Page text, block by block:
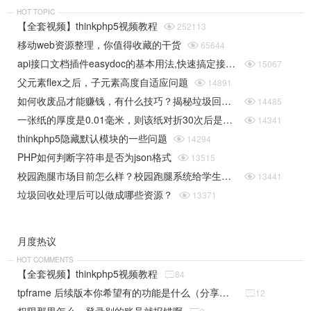
HOT TOPIC
【全套视频】thinkphp5视频教程  252113
移动web资源整理，你值得收藏的干货  65644
api接口文档插件easydoc的基本用法,快速搞定接口文档  15067
父元素flex之后，子元素高度自适应问题  14891
如何收废品才能赚钱，有什么技巧？揭秘垃圾回收行业的一些规则  14485
一张纸的厚度是0.01毫米，则该纸对折30次后是多厚（据说超过珠穆朗玛峰的高度）php实现  14341
thinkphp5隐藏默认模块的一些问题  14294
PHP如何判断字符串是否为json格式  13515
校园跑腿市场目前怎么样？校园跑腿系统给学生带来了哪些便捷？  13441
垃圾回收处理后可以做成哪些资源？  13371
月度热议
HOT COMMENTS
【全套视频】thinkphp5视频教程 84
tpframe 后续版本你希望有的功能是什么（分享贴） 12